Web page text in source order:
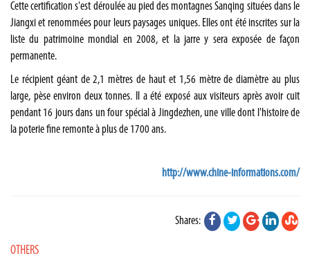
Cette certification s'est déroulée au pied des montagnes Sanqing situées dans le
Jiangxiet renommées pour leurs paysages uniques. Elles ont été inscrites sur la
liste du patrimoine mondial en 2008, et la jarre y sera exposée de façon
permanente.
Le récipient géant de 2,1 mètres de haut et 1,56 mètre de diamètre au plus
large, pèse environ deux tonnes. Il a été exposé aux visiteurs après avoir cuit
pendant 16 jours dans un four spécial à Jingdezhen, une ville dont l'histoire de
la poterie fine remonte à plus de 1700 ans.
http://www.chine-informations.com/
Shares:
OTHERS